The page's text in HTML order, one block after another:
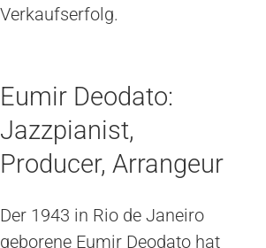
Verkaufserfolg.
Eumir Deodato:
Jazzpianist,
Producer, Arrangeur
Der 1943 in Rio de Janeiro
geborene Eumir Deodato hat